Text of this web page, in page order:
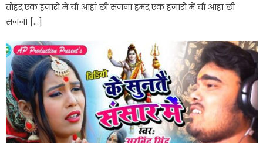
तोहर,एक हजारो में यौ आहां छी सजना हमर,एक हजारो में यौ आहां छी
सजना […]